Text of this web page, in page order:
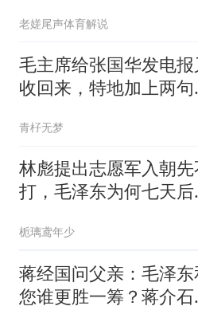
老嫅尾声体育解说
毛主席给张国华发电报
收回来，特地加上两句
青杍无梦
林彪提出志愿军入朝先
打，毛泽东为何七天后
栀璃鸢年少
蒋经国问父亲：毛泽东
您谁更胜一筹？蒋介石